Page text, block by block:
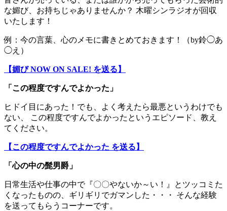
な媚び、お持ちじゃありませんか？ 木曜シンラジオが回収
いたします！
例：今の言葉、心のメモに書きとめておきます！（by鈴◯あ
◯え）
【媚び NOW ON SALE! を送る】
「この程度ですんでよかった」
ヒドイ目にあった！でも、よく考えたら最悪というわけでも
ない、 この程度ですんでよかったというエピソード、教え
てください。
【この程度ですんでよかった を送る】
「心の中の髭男爵 」
日常生活や仕事の中で『〇〇やないか～い！』とツッコミた
くなったものの、ギリギリでガマンした・・・ そんな経験
を送ってもらうコーナーです。